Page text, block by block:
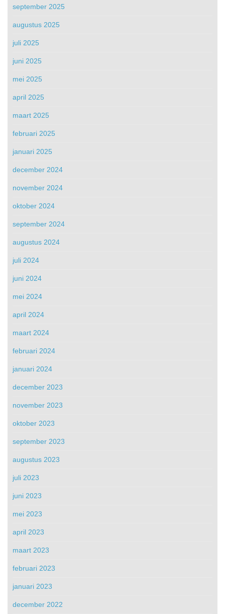
september 2025
augustus 2025
juli 2025
juni 2025
mei 2025
april 2025
maart 2025
februari 2025
januari 2025
december 2024
november 2024
oktober 2024
september 2024
augustus 2024
juli 2024
juni 2024
mei 2024
april 2024
maart 2024
februari 2024
januari 2024
december 2023
november 2023
oktober 2023
september 2023
augustus 2023
juli 2023
juni 2023
mei 2023
april 2023
maart 2023
februari 2023
januari 2023
december 2022